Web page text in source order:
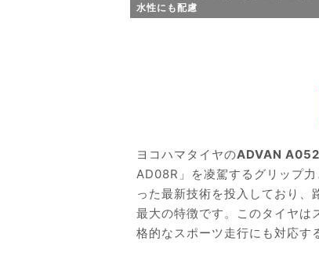
水性にも配慮
ヨコハマタイヤのADVAN A052
AD08R」を凌駕するグリップ
った最新技術を投入しており
最大の特徴です。このタイヤは
格的なスポーツ走行にも対応す